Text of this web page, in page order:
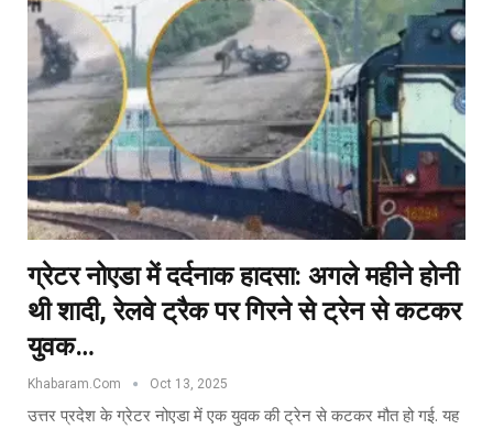
ग्रेटर नोएडा में दर्दनाक हादसा: अगले महीने होनी
थी शादी, रेलवे ट्रैक पर गिरने से ट्रेन से कटकर
युवक…
Khabaram.Com Oct 13, 2025
उत्तर प्रदेश के ग्रेटर नोएडा में एक युवक की ट्रेन से कटकर मौत हो गई. यह